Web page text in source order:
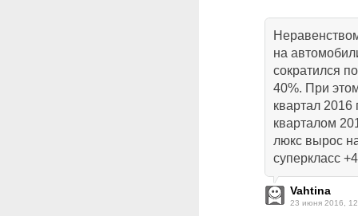
на
сократился
40%. При
квартал
кварталом
люкс вырос
суперкласс
Vahtina
23 июня 2016,